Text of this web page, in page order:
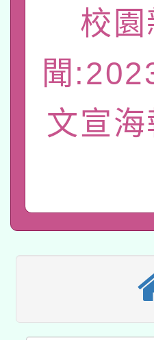
「數位
pilot」
薪期間
轉知經
業技術
用水績
115年8
桃園市
開 智慧
2026年
本校
招)
適應運
本館辦
暨閱讀
科技賦
礎課程
A3數位
校
聞
文宣